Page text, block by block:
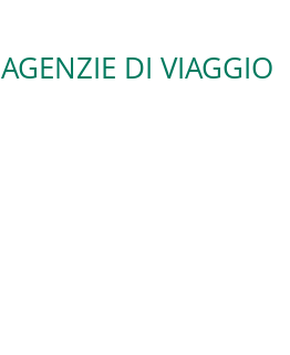
AGENZIE DI VIAGGIO